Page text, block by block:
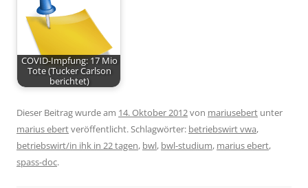
COVID-Impfung: 17 Mio
Tote (Tucker Carlson
berichtet)
Dieser Beitrag wurde am 14. Oktober 2012von mariusebert unter
marius ebertveröffentlicht. Schlagwörter: betriebswirt vwa,
betriebswirt/in ihk in 22 tagen, bwl, bwl-studium, marius ebert,
spass-doc.